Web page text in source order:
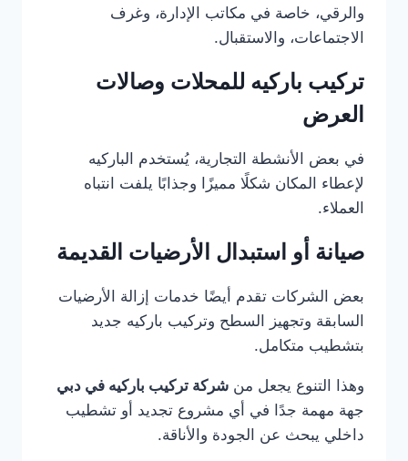
والرقي، خاصة في مكاتب الإدارة، وغرف
الاجتماعات، والاستقبال.
تركيب باركيه للمحلات وصالات
العرض
في بعض الأنشطة التجارية، يُستخدم الباركيه
لإعطاء المكان شكلًا مميزًا وجذابًا يلفت انتباه
العملاء.
صيانة أو استبدال الأرضيات القديمة
بعض الشركات تقدم أيضًا خدمات إزالة الأرضيات
السابقة وتجهيز السطح وتركيب باركيه جديد
بتشطيب متكامل.
وهذا التنوع يجعل من شركة تركيب باركيه في دبي
جهة مهمة جدًا في أي مشروع تجديد أو تشطيب
داخلي يبحث عن الجودة والأناقة.